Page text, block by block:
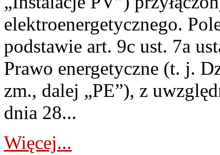
elektroenergetycznego.
podstawie art. 9c ust. 7a
Prawo energetyczne (t. j.
zm., dalej „PE”), z
dnia 28...
Więcej...